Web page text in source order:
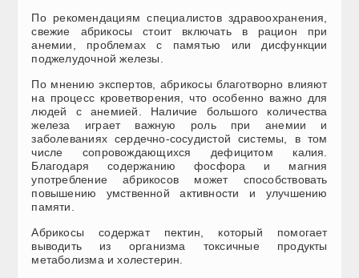
По рекомендациям специалистов здравоохранения,
свежие абрикосы стоит включать в рацион при
анемии, проблемах с памятью или дисфункции
поджелудочной железы.
По мнению экспертов, абрикосы благотворно влияют
на процесс кроветворения, что особенно важно для
людей с анемией. Наличие большого количества
железа играет важную роль при анемии и
заболеваниях сердечно‑сосудистой системы, в том
числе сопровождающихся дефицитом калия.
Благодаря содержанию фосфора и магния
употребление абрикосов может способствовать
повышению умственной активности и улучшению
памяти.
Абрикосы содержат пектин, который помогает
выводить из организма токсичные продукты
метаболизма и холестерин.